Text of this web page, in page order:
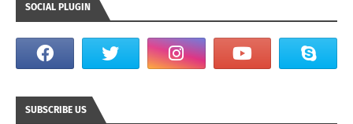
SOCIAL PLUGIN
SUBSCRIBE US